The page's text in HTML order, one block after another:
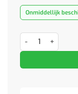
Onmiddellijk
Bedframe met